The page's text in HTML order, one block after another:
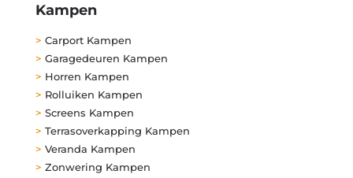
Kampen
> Carport Kampen
> Garagedeuren Kampen
> Horren Kampen
> Rolluiken Kampen
> Screens Kampen
> Terrasoverkapping Kampen
> Veranda Kampen
> Zonwering Kampen